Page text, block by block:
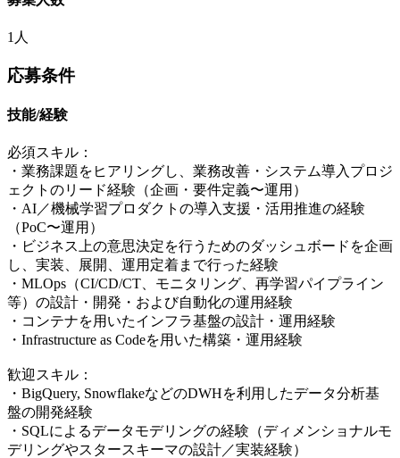
1人
応募条件
技能/経験
必須スキル：
・業務課題をヒアリングし、業務改善・システム導入プロジ
ェクトのリード経験（企画・要件定義〜運用）
・AI／機械学習プロダクトの導入支援・活用推進の経験
（PoC〜運用）
・ビジネス上の意思決定を行うためのダッシュボードを企画
し、実装、展開、運用定着まで行った経験
・MLOps（CI/CD/CT、モニタリング、再学習パイプライン
等）の設計・開発・および自動化の運用経験
・コンテナを用いたインフラ基盤の設計・運用経験
・Infrastructure as Codeを用いた構築・運用経験
歓迎スキル：
・BigQuery, SnowflakeなどのDWHを利用したデータ分析基
盤の開発経験
・SQLによるデータモデリングの経験（ディメンショナルモ
デリングやスタースキーマの設計／実装経験）